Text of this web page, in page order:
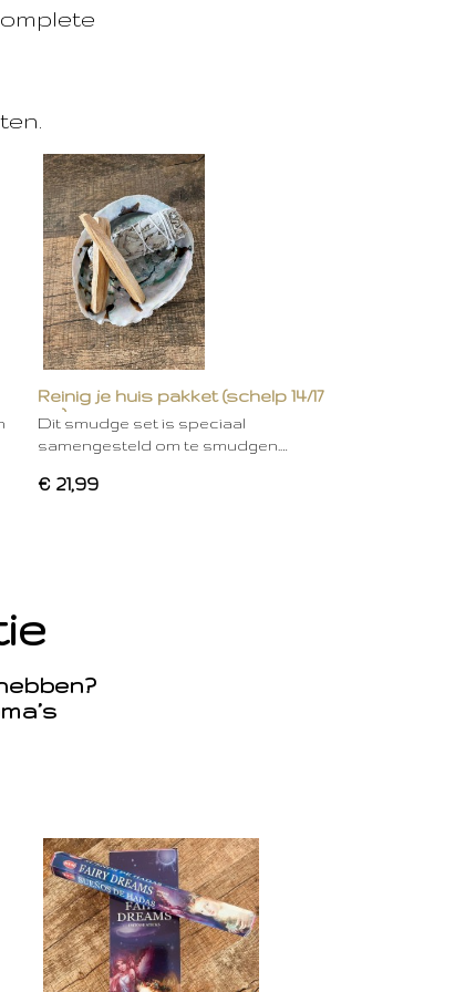
Reinig je huis pakket (schelp 14/17
cm)
Dit smudge set is speciaal
samengesteld om te smudgen.…
€ 21,99